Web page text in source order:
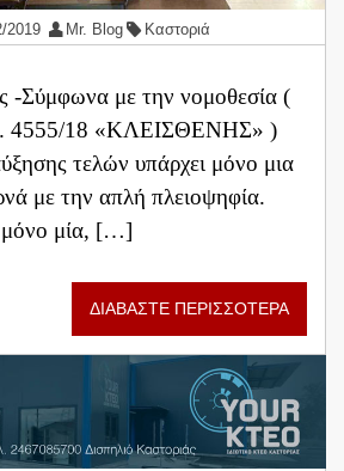
2019 Mr. Blog Καστοριά
-Σύμφωνα με την νομοθεσία (
4555/18 «ΚΛΕΙΣΘΕΝΗΣ» )
τελών υπάρχει μόνο μια
με την απλή πλειοψηφία.
μία, […]
ΔΙΑΒΑΣΤΕ ΠΕΡΙΣΣΟΤΕΡΑ